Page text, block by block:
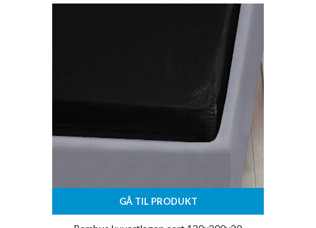
GÅ TIL PRODUKT